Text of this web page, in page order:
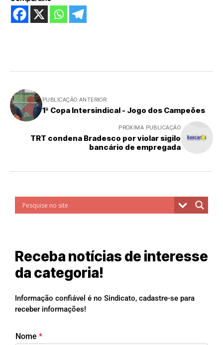
PUBLICAÇÃO ANTERIOR
1ª Copa Intersindical - Jogo dos Campeões
PRÓXIMA PUBLICAÇÃO
TRT condena Bradesco por violar sigilo
bancário de empregada
Receba notícias de interesse
da categoria!
Informação confiável é no Sindicato, cadastre-se para
receber informações!
Nome *